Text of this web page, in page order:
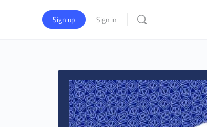
Sign in
Sign up